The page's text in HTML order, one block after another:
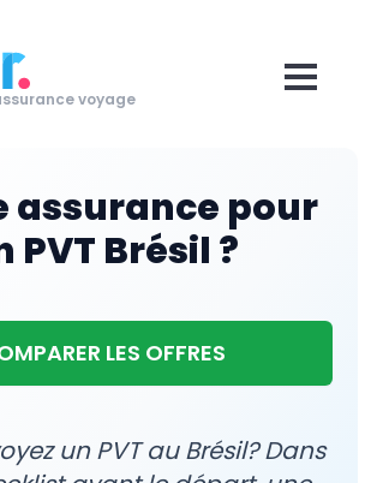
voyage
assurance pour
PVT Brésil ?
LES OFFRES
un PVT au Brésil? Dans